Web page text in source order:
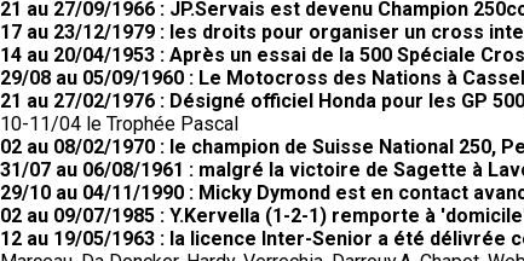
21 au 27/09/1966 : JP.Servais est devenu Champion
17 au 23/12/1979 : les droits pour organiser un cross
14 au 20/04/1953 : Après un essai de la 500 Spéciale
29/08 au 05/09/1960 : Le Motocross des Nations à
21 au 27/02/1976 : Désigné officiel Honda pour les GP
10-11/04 le Trophée Pascal
02 au 08/02/1970 : le champion de Suisse National 250,
31/07 au 06/08/1961 : malgré la victoire de Sagette à
29/10 au 04/11/1990 : Micky Dymond est en contact
02 au 09/07/1985 : Y.Kervella (1-2-1) remporte à
12 au 19/05/1963 : la licence Inter-Senior a été délivrée